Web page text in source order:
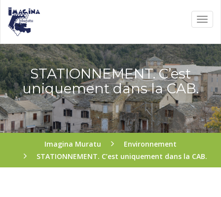
STATIONNEMENT. C’est
uniquement dans la CAB.
Imagina Muratu
Environnement
STATIONNEMENT. C’est uniquement dans la CAB.